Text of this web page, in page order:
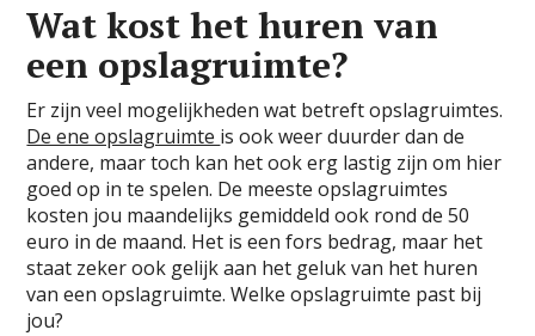
Wat kost het huren van
een opslagruimte?
Er zijn veel mogelijkheden wat betreft opslagruimtes.
De ene opslagruimte is ook weer duurder dan de
andere, maar toch kan het ook erg lastig zijn om hier
goed op in te spelen. De meeste opslagruimtes
kosten jou maandelijks gemiddeld ook rond de 50
euro in de maand. Het is een fors bedrag, maar het
staat zeker ook gelijk aan het geluk van het huren
van een opslagruimte. Welke opslagruimte past bij
jou?